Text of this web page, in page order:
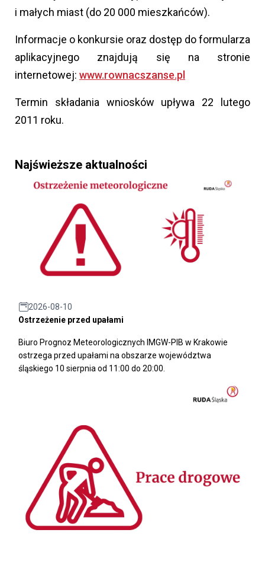
i małych miast (do 20 000 mieszkańców).
Informacje o konkursie oraz dostęp do formularza
aplikacyjnego znajdują się na stronie
internetowej: www.rownacszanse.pl
Termin składania wniosków upływa 22 lutego
2011 roku.
Najświeższe aktualności
2026-08-10
Ostrzeżenie przed upałami
Biuro Prognoz Meteorologicznych IMGW-PIB w Krakowie
ostrzega przed upałami na obszarze województwa
śląskiego 10 sierpnia od 11:00 do 20:00.